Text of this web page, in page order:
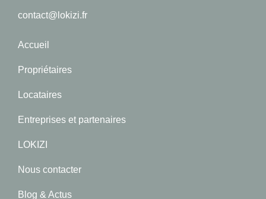
contact@lokizi.fr
Accueil
Propriétaires
Locataires
Entreprises et partenaires
LOKIZI
Nous contacter
Blog & Actus